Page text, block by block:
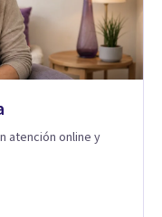
atención online y